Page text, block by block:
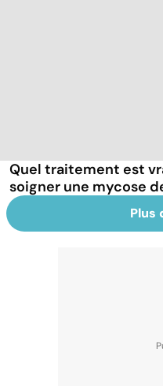
Quel traitement est
soigner une mycose
Plus